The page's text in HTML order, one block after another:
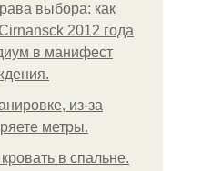
выбора: как
2012 года
в манифест
из-за
метры.
в спальне.